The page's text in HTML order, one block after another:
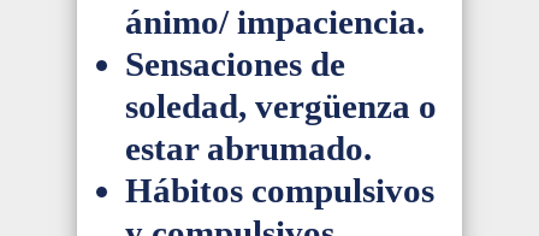
ánimo/ impaciencia.
Sensaciones de
soledad, vergüenza o
estar abrumado.
Hábitos compulsivos